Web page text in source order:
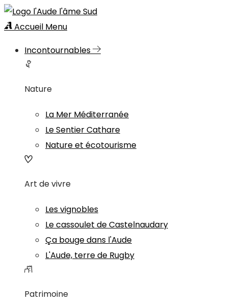
Accueil Menu
Incontournables
Nature
La Mer Méditerranée
Le Sentier Cathare
Nature et écotourisme
Art de vivre
Les vignobles
Le cassoulet de Castelnaudary
Ça bouge dans l'Aude
L'Aude, terre de Rugby
Patrimoine